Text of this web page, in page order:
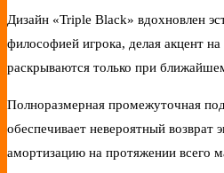
Дизайн «Triple Black» вдохновлен
философией игрока, делая акцент на
раскрываются только при
Полноразмерная промежуточная
обеспечивает невероятный возврат
амортизацию на протяжении всего